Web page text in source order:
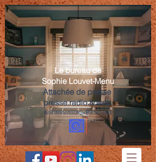
Le bureau de
Sophie Louvet-Menu
Attachée de presse
presse.radio.tv.web
sophielouvetmenu@gmail.com